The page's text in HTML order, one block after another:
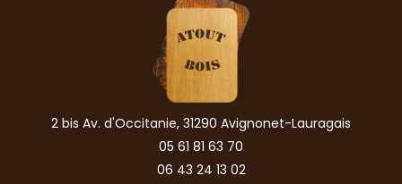
2 bis Av. d'Occitanie, 31290 Avignonet-Lauragais
05 61 81 63 70
06 43 24 13 02